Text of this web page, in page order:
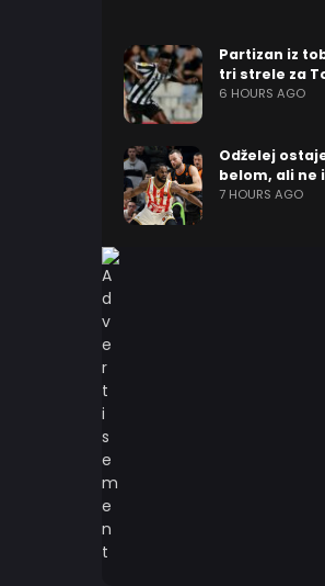
Partizan iz
tri strele za
6 HOURS AGO
Odželej
belom, ali ne
7 HOURS AGO